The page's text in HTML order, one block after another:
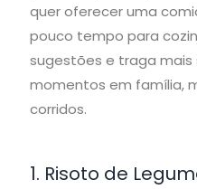
quer oferecer uma
pouco tempo para
sugestões e traga mais
momentos em família,
corridos.
1. Risoto de